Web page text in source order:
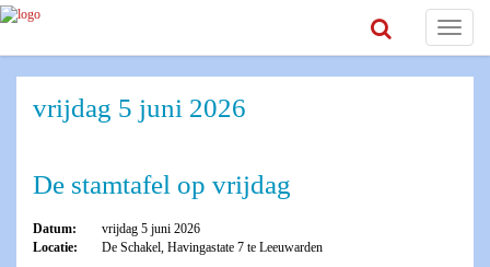
Toggle
vrijdag 5 juni 2026
De stamtafel op vrijdag
Datum:
vrijdag 5 juni 2026
Locatie:
De Schakel, Havingastate 7 te Leeuwarden